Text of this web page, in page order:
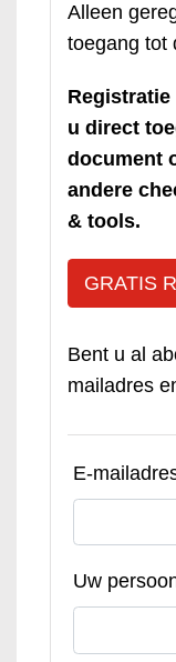
Alleen
toegang tot
u direct
document
andere
& tools.
GRATIS
Bent u al
mailadres
E-
Uw